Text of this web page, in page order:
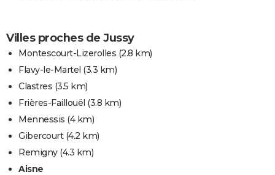
Villes proches de Jussy
Montescourt-Lizerolles (2.8 km)
Flavy-le-Martel (3.3 km)
Clastres (3.5 km)
Frières-Faillouël (3.8 km)
Mennessis (4 km)
Gibercourt(4.2 km)
Remigny(4.3 km)
Aisne